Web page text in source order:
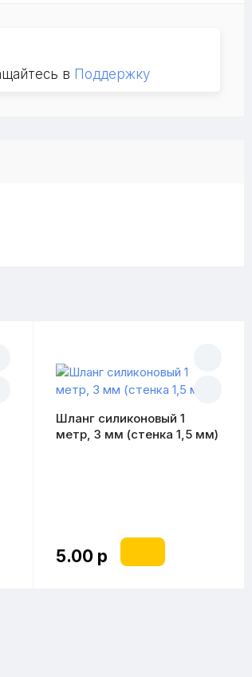
в Поддержку
Шланг силиконовый 1
метр, 3 мм (стенка 1,5 мм)
5.00 р